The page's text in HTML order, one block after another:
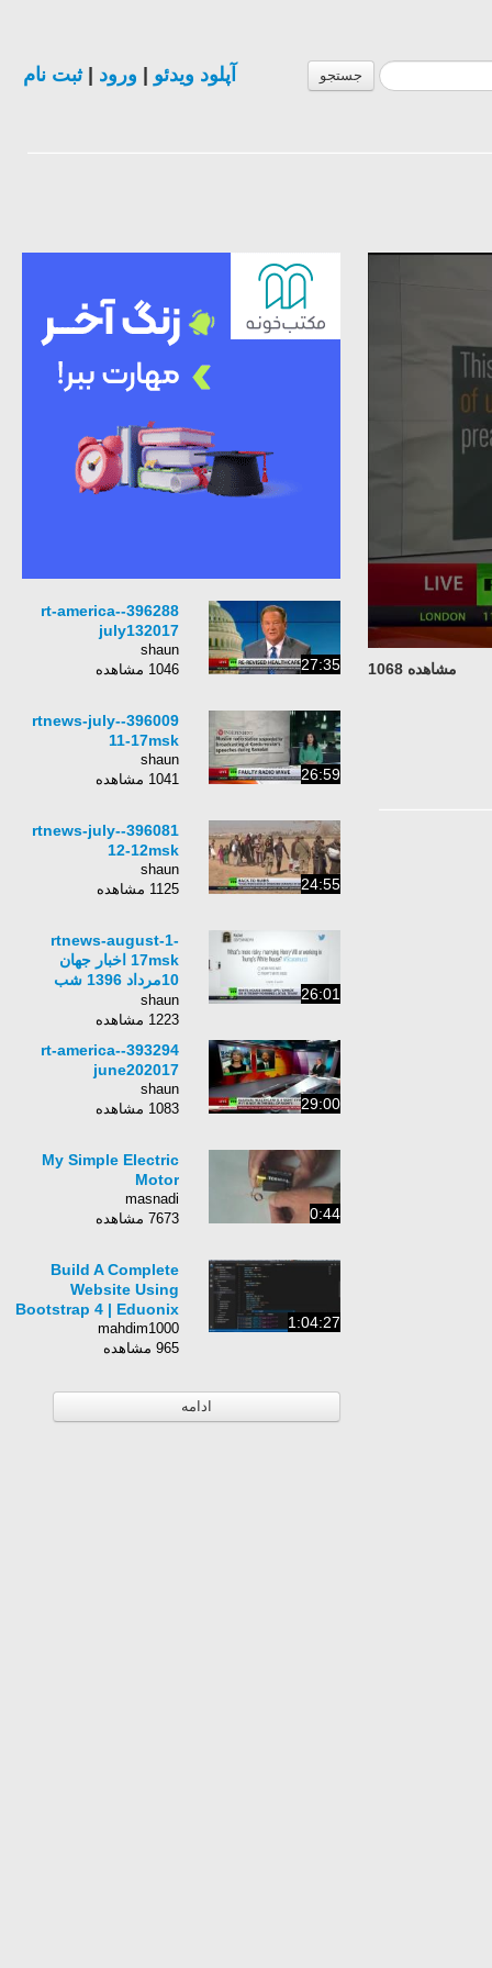
جستجو آپلود ویدئو ورود |ثبت نام
مشاهده 1068 27:35
396288-rt-america-
july132017
shaun
1046 مشاهده
26:59
396009-rtnews-july-
11-17msk
shaun
1041 مشاهده
24:55
396081-rtnews-july-
12-12msk
shaun
1125 مشاهده
26:01
rtnews-august-1-
17msk اخبار جهان
10مرداد 1396 شب
روسیه
shaun
1223 مشاهده
29:00
393294-rt-america-
june202017
shaun
1083 مشاهده
0:44
My Simple Electric
Motor
masnadi
7673 مشاهده
1:04:27
Build A Complete
Website Using
Bootstrap 4 | Eduonix
mahdim1000
965 مشاهده
ادامه